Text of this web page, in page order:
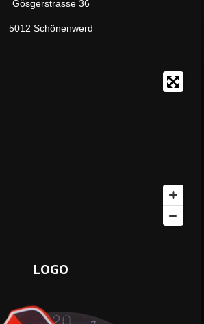
Gösgerstrasse 36
5012 Schönenwerd
LOGO